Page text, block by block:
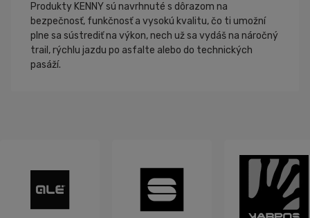
Produkty KENNY sú navrhnuté s dôrazom na
bezpečnosť, funkčnosť a vysokú kvalitu, čo ti umožní
plne sa sústrediť na výkon, nech už sa vydáš na náročný
trail, rýchlu jazdu po asfalte alebo do technických
pasáží.